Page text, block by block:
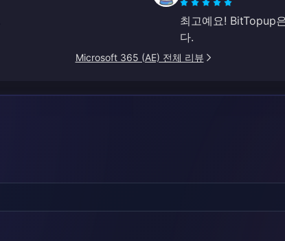
최고예요! BitTopup
다.
Microsoft 365 (AE) 전체 리뷰